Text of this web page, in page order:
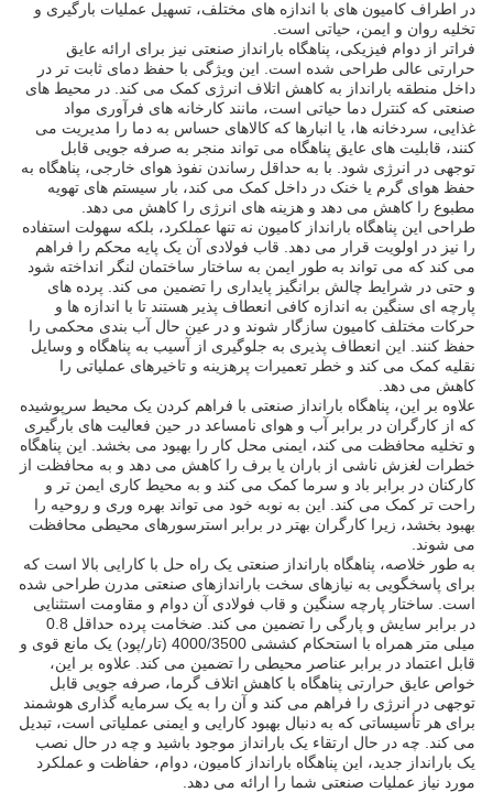
در اطراف کامیون های با اندازه های مختلف، تسهیل عملیات بارگیری و
تخلیه روان و ایمن، حیاتی است.
فراتر از دوام فیزیکی، پناهگاه بارانداز صنعتی نیز برای ارائه عایق
حرارتی عالی طراحی شده است. این ویژگی با حفظ دمای ثابت تر در
داخل منطقه بارانداز به کاهش اتلاف انرژی کمک می کند. در محیط های
صنعتی که کنترل دما حیاتی است، مانند کارخانه های فرآوری مواد
غذایی، سردخانه ها، یا انبارها که کالاهای حساس به دما را مدیریت می
کنند، قابلیت های عایق پناهگاه می تواند منجر به صرفه جویی قابل
توجهی در انرژی شود. با به حداقل رساندن نفوذ هوای خارجی، پناهگاه به
حفظ هوای گرم یا خنک در داخل کمک می کند، بار سیستم های تهویه
مطبوع را کاهش می دهد و هزینه های انرژی را کاهش می دهد.
طراحی این پناهگاه بارانداز کامیون نه تنها عملکرد، بلکه سهولت استفاده
را نیز در اولویت قرار می دهد. قاب فولادی آن یک پایه محکم را فراهم
می کند که می تواند به طور ایمن به ساختار ساختمان لنگر انداخته شود
و حتی در شرایط چالش برانگیز پایداری را تضمین می کند. پرده های
پارچه ای سنگین به اندازه کافی انعطاف پذیر هستند تا با اندازه ها و
حرکات مختلف کامیون سازگار شوند و در عین حال آب بندی محکمی را
حفظ کنند. این انعطاف پذیری به جلوگیری از آسیب به پناهگاه و وسایل
نقلیه کمک می کند و خطر تعمیرات پرهزینه و تاخیرهای عملیاتی را
کاهش می دهد.
علاوه بر این، پناهگاه بارانداز صنعتی با فراهم کردن یک محیط سرپوشیده
که از کارگران در برابر آب و هوای نامساعد در حین فعالیت های بارگیری
و تخلیه محافظت می کند، ایمنی محل کار را بهبود می بخشد. این پناهگاه
خطرات لغزش ناشی از باران یا برف را کاهش می دهد و به محافظت از
کارکنان در برابر باد و سرما کمک می کند و به محیط کاری ایمن تر و
راحت تر کمک می کند. این به نوبه خود می تواند بهره وری و روحیه را
بهبود بخشد، زیرا کارگران بهتر در برابر استرسورهای محیطی محافظت
می شوند.
به طور خلاصه، پناهگاه بارانداز صنعتی یک راه حل با کارایی بالا است که
برای پاسخگویی به نیازهای سخت باراندازهای صنعتی مدرن طراحی شده
است. ساختار پارچه سنگین و قاب فولادی آن دوام و مقاومت استثنایی
در برابر سایش و پارگی را تضمین می کند. ضخامت پرده حداقل 0.8
میلی متر همراه با استحکام کششی 4000/3500 (تار/پود) یک مانع قوی و
قابل اعتماد در برابر عناصر محیطی را تضمین می کند. علاوه بر این،
خواص عایق حرارتی پناهگاه با کاهش اتلاف گرما، صرفه جویی قابل
توجهی در انرژی را فراهم می کند و آن را به یک سرمایه گذاری هوشمند
برای هر تأسیساتی که به دنبال بهبود کارایی و ایمنی عملیاتی است، تبدیل
می کند. چه در حال ارتقاء یک بارانداز موجود باشید و چه در حال نصب
یک بارانداز جدید، این پناهگاه بارانداز کامیون، دوام، حفاظت و عملکرد
مورد نیاز عملیات صنعتی شما را ارائه می دهد.